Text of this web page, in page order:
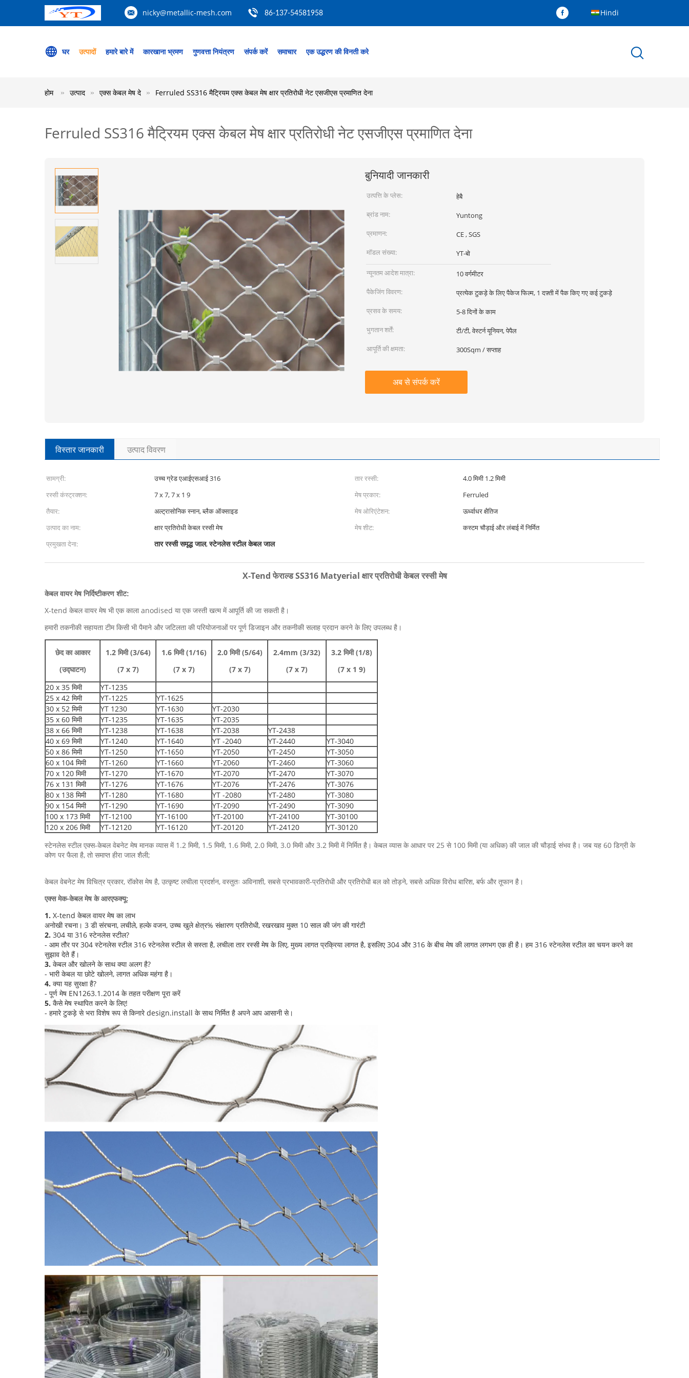
nicky@metallic-mesh.com 86-137-54581958 Hindi
घर उत्पादों हमारे बारे में कारखाना भ्रमण गुणवत्ता नियंत्रण संपर्क करें समाचार एक उद्धरण की विनती करे
होम उत्पाद एक्स केबल मेष दे Ferruled SS316 मैट्रियम एक्स केबल मेष क्षार प्रतिरोधी नेट एसजीएस प्रमाणित देना
Ferruled SS316 मैट्रियम एक्स केबल मेष क्षार प्रतिरोधी नेट एसजीएस प्रमाणित देना
बुनियादी जानकारी
उत्पत्ति के प्लेस:
हेबै
ब्रांड नाम:
Yuntong
प्रमाणन:
CE , SGS
मॉडल संख्या:
YT-बो
न्यूनतम आदेश मात्रा:
10 वर्गमीटर
पैकेजिंग विवरण:
प्रत्येक टुकड़े के लिए पैकेज फिल्म, 1 दफ़्ती में पैक किए गए कई टुकड़े
प्रसव के समय:
5-8 दिनों के काम
भुगतान शर्तें:
टी/टी, वेस्टर्न यूनियन, पेपैल
आपूर्ति की क्षमता:
300Sqm / सप्ताह
अब से संपर्क करें
विस्तार जानकारी उत्पाद विवरण
सामग्री: उच्च ग्रेड एआईएसआई 316 तार रस्सी:
4.0 मिमी 1.2 मिमी
रस्सी कंस्ट्रक्शन:
7 x 7, 7 x 1 9 मेष प्रकार:
Ferruled
तैयार:
अल्ट्रासोनिक स्नान, ब्लैक ऑक्साइड मेष ओरिएंटेशन:
ऊर्ध्वाधर क्षैतिज
उत्पाद का नाम:
क्षार प्रतिरोधी केबल रस्सी मेष मेष शीट:
कस्टम चौड़ाई और लंबाई में निर्मित
प्रमुखता देना:
तार रस्सी समृद्ध जाल,स्टेनलेस स्टील केबल जाल
X-Tend फेराल्ड SS316 Matyerial क्षार प्रतिरोधी केबल रस्सी मेष
केबल वायर मेष निर्दिष्टीकरण शीट:
X-tend केबल वायर मेष भी एक काला anodised या एक जस्ती खत्म में आपूर्ति की जा सकती है।
हमारी तकनीकी सहायता टीम किसी भी पैमाने और जटिलता की परियोजनाओं पर पूर्ण डिजाइन और तकनीकी सलाह प्रदान करने के लिए उपलब्ध है।
छेद का आकार
(उद्घाटन)
1.2 मिमी (3/64)
(7 x 7)
1.6 मिमी (1/16)
(7 x 7)
2.0 मिमी (5/64)
(7 x 7)
2.4mm (3/32)
(7 x 7)
3.2 मिमी (1/8)
(7 x 1 9)
20 x 35 मिमी
YT-1235
25 x 42 मिमी
YT-1225
YT-1625
30 x 52 मिमी
YT 1230 YT-1630
YT-2030
35 x 60 मिमी
YT-1235 YT-1635
YT-2035
38 x 66 मिमी
YT-1238 YT-1638 YT-2038
YT-2438
40 x 69 मिमी
YT-1240 YT-1640 YT -2040 YT-2440
YT-3040
50 x 86 मिमी
YT-1250 YT-1650 YT-2050 YT-2450
YT-3050
60 x 104 मिमी
YT-1260 YT-1660 YT-2060 YT-2460
YT-3060
70 x 120 मिमी
YT-1270 YT-1670 YT-2070 YT-2470
YT-3070
76 x 131 मिमी
YT-1276 YT-1676 YT-2076 YT-2476
YT-3076
80 x 138 मिमी
YT-1280 YT-1680 YT -2080 YT-2480
YT-3080
90 x 154 मिमी
YT-1290 YT-1690 YT-2090 YT-2490
YT-3090
100 x 173 मिमी
YT-12100 YT-16100 YT-20100 YT-24100
YT-30100
120 x 206 मिमी
YT-12120 YT-16120 YT-20120 YT-24120
YT-30120
स्टेनलेस स्टील एक्स-केबल वेबनेट मेष मानक व्यास में 1.2 मिमी, 1.5 मिमी, 1.6 मिमी, 2.0 मिमी, 3.0 मिमी और 3.2 मिमी में निर्मित है। केबल व्यास के आधार पर 25 से 100 मिमी (या अधिक) की जाल की चौड़ाई संभव है। जब यह 60 डिग्री के
कोण पर फैला है, तो समाप्त हीरा जाल शैली;
केबल वेबनेट मेष विचित्र प्रकार, रॉकोस मेष है, उत्कृष्ट लचीला प्रदर्शन, वस्तुतः अविनाशी, सबसे प्रभावकारी-प्रतिरोधी और प्रतिरोधी बल को तोड़ने, सबसे अधिक विरोध बारिश, बर्फ और तूफान है।
एक्स मेक-केबल मेष के आरएफक्यू:
1. X-tend केबल वायर मेष का लाभ
अनोखी रचना। 3 डी संरचना, लचीले, हल्के वजन, उच्च खुले क्षेत्र% संक्षारण प्रतिरोधी, रखरखाव मुक्त 10 साल की जंग की गारंटी
2. 304 या 316 स्टेनलेस स्टील?
- आम तौर पर 304 स्टेनलेस स्टील 316 स्टेनलेस स्टील से सस्ता है, लचीला तार रस्सी मेष के लिए, मुख्य लागत प्रक्रिया लागत है, इसलिए 304 और 316 के बीच मेष की लागत लगभग एक ही है। हम 316 स्टेनलेस स्टील का चयन करने का
सुझाव देते हैं।
3. केबल और खोलने के साथ क्या अलग है?
- भारी केबल या छोटे खोलने, लागत अधिक महंगा है।
4. क्या यह सुरक्षा है?
- पूर्ण मेष EN1263.1.2014 के तहत परीक्षण पूरा करें
5. कैसे मेष स्थापित करने के लिए!
- हमारे टुकड़े से भरा विशेष रूप से किनारे design.install के साथ निर्मित है अपने आप आसानी से।